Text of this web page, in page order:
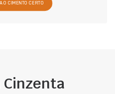
O CIMENTO CERTO
Cinzenta